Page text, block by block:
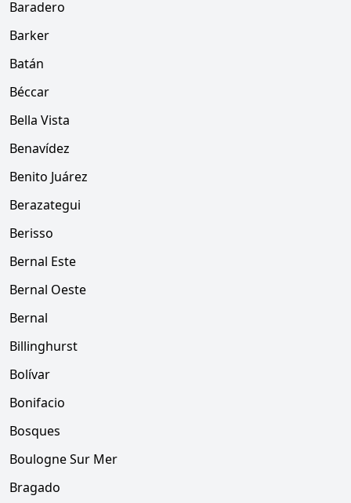
Baradero
Barker
Batán
Béccar
Bella Vista
Benavídez
Benito Juárez
Berazategui
Berisso
Bernal Este
Bernal Oeste
Bernal
Billinghurst
Bolívar
Bonifacio
Bosques
Boulogne Sur Mer
Bragado